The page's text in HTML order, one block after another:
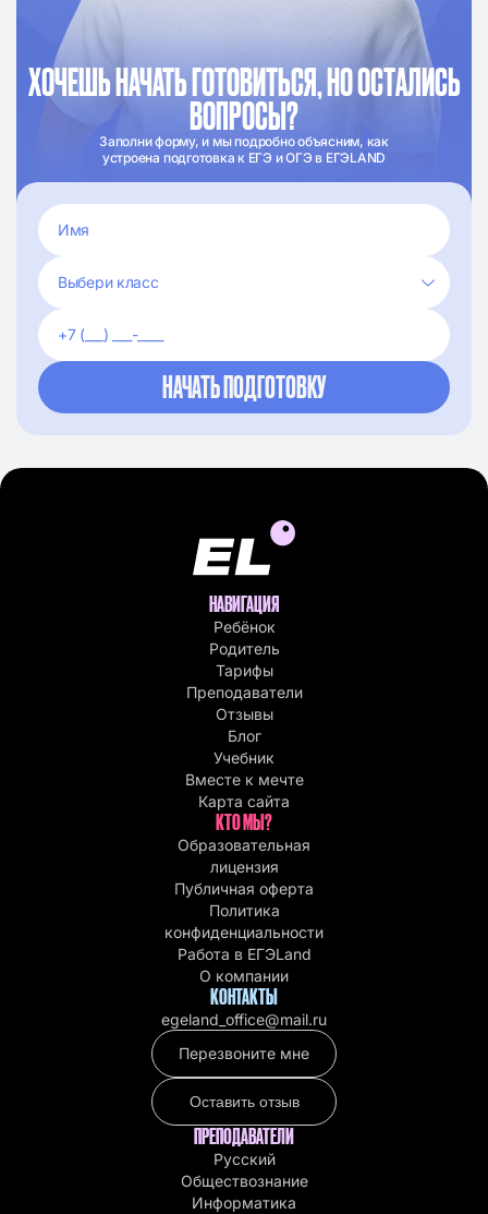
ХОЧЕШЬ НАЧАТЬ ГОТОВИТЬСЯ, НО ОСТАЛИСЬ
ВОПРОСЫ?
Заполни форму, и мы подробно объясним, как
устроена подготовка к ЕГЭ и ОГЭ в ЕГЭLAND
НАВИГАЦИЯ
Ребёнок
Родитель
Тарифы
Преподаватели
Отзывы
Блог
Учебник
Вместе к мечте
Карта сайта
КТО МЫ?
Образовательная
лицензия
Публичная оферта
Политика
конфиденциальности
Работа в EГЭLand
О компании
КОНТАКТЫ
egeland_office@mail.ru
Перезвоните мне
Оставить отзыв
ПРЕПОДАВАТЕЛИ
Русский
Обществознание
Информатика